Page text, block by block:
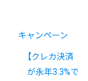
キャンペーン
【クレカ決済
が永年3.3%で